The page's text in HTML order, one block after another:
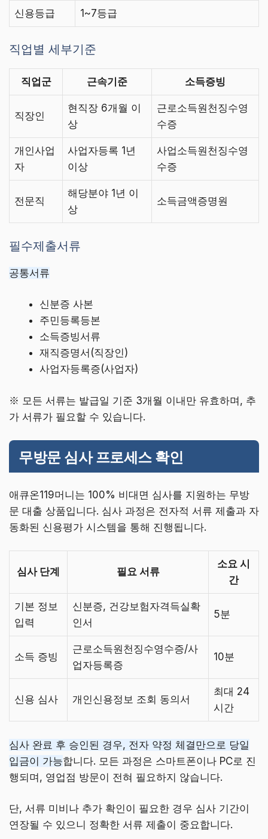
신용등급 1~7등급
직업별 세부기준
직업군 근속기준 소득증빙
직장인
현직장 6개월 이
상
근로소득원천징수영
수증
개인사업
자
사업자등록 1년
이상
사업소득원천징수영
수증
전문직
해당분야 1년 이
상
소득금액증명원
필수제출서류
공통서류
신분증 사본
주민등록등본
소득증빙서류
재직증명서(직장인)
사업자등록증(사업자)
※ 모든 서류는 발급일 기준 3개월 이내만 유효하며, 추
가 서류가 필요할 수 있습니다.
무방문 심사 프로세스 확인
애큐온119머니는 100% 비대면 심사를 지원하는 무방
문 대출 상품입니다. 심사 과정은 전자적 서류 제출과 자
동화된 신용평가 시스템을 통해 진행됩니다.
심사 단계 필요 서류
소요 시
간
기본 정보
입력
신분증, 건강보험자격득실확
인서
5분
소득 증빙
근로소득원천징수영수증/사
업자등록증
10분
신용 심사 개인신용정보 조회 동의서
최대 24
시간
심사 완료 후 승인된 경우, 전자 약정 체결만으로 당일
입금이 가능합니다. 모든 과정은 스마트폰이나 PC로 진
행되며, 영업점 방문이 전혀 필요하지 않습니다.
단, 서류 미비나 추가 확인이 필요한 경우 심사 기간이
연장될 수 있으니 정확한 서류 제출이 중요합니다.